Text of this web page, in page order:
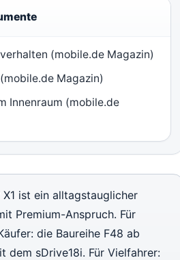
(mobile.de Magazin)
Magazin)
Innenraum (mobile.de
X1 ist ein alltagstauglicher
Premium-Anspruch. Für
die Baureihe F48 ab
dem sDrive18i. Für Vielfahrer: